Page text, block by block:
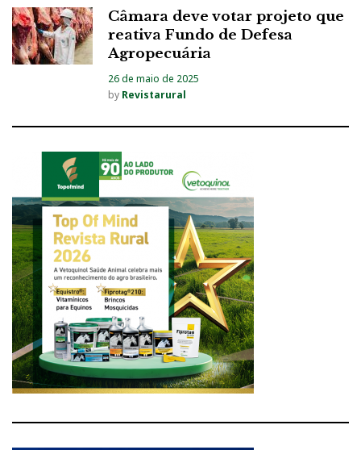
Câmara deve votar projeto que
reativa Fundo de Defesa
Agropecuária
26 de maio de 2025
by Revistarural